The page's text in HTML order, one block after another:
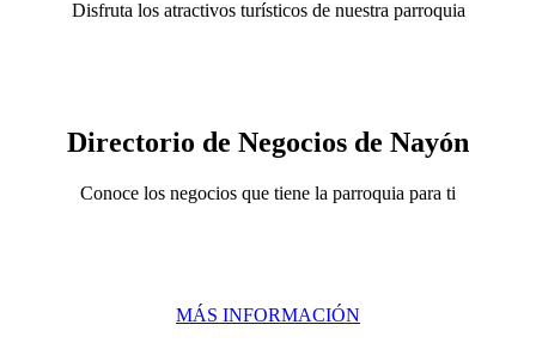
Disfruta los atractivos turísticos de nuestra parroquia
Directorio de Negocios de Nayón
Conoce los negocios que tiene la parroquia para ti
MÁS INFORMACIÓN